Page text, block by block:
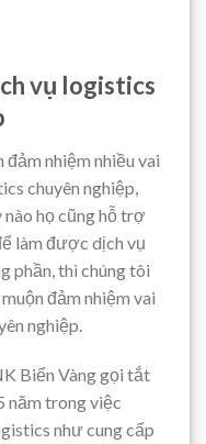
vụ logistics
nhiệm nhiều vai
chuyên nghiệp,
họ cũng hỗ trợ
làm được dịch vụ
phần, thì chúng tôi
đảm nhiệm vai
nghiệp.
Biển Vàng gọi tắt
năm trong việc
như cung cấp